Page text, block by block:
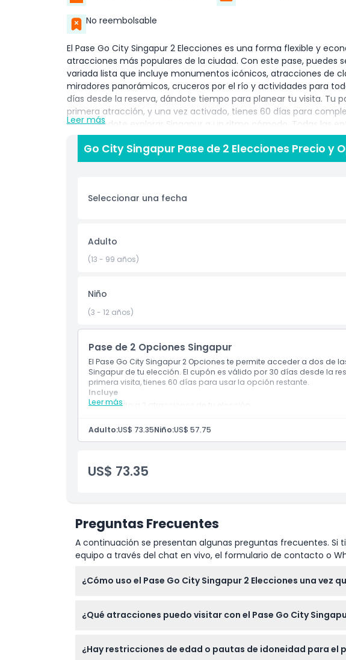
No reembolsable
El Pase Go City Singapur 2 Elecciones es una forma flexible y
atracciones más populares de la ciudad. Con este pase, puedes
variada lista que incluye monumentos icónicos, atracciones de
miradores panorámicos, cruceros por el río y actividades para
días desde la reserva, dándote tiempo para planear tu visita. Tu
primera atracción, y una vez activado, tienes 60 días para
permitiéndote explorar Singapur a un ritmo cómodo. Todas las
único pase digital conveniente, eliminando la molestia de
ajustar tu itinerario sobre la marcha. Ya sea que quieras disfrutar
locales, visitar puntos culturales o añadir experiencias extra, el
Inclusiones
Política para Niños y Adultos
Exclusiones
Cosas a Saber
Ubicación
Política de Cancelación
Leer más
Go City Singapur Pase de 2 Elecciones Precio y
Seleccionar una fecha
Adulto
(13 - 99 años)
Niño
(3 - 12 años)
Pase de 2 Opciones Singapur
El Pase Go City Singapur 2 Opciones te permite acceder a dos de
Singapur de tu elección. El cupón es válido por 30 días desde la
primera visita, tienes 60 días para usar la opción restante.
Leer más
Incluye
Entrada a 2 atracciones de tu elección.
Adulto:US$ 73.35Niño:US$ 57.75
US$ 73.35
Preguntas Frecuentes
A continuación se presentan algunas preguntas frecuentes.
equipo a través del chat en vivo, el formulario de contacto o
¿Cómo uso el Pase Go City Singapur 2 Elecciones una vez
cupón en las atracciones elegidas para ingresar, no
¿Qué atracciones puedo visitar con el Pase Go City
Sands SkyPark y el Safari Nocturno. Puedes explorar a tu
¿Hay restricciones de edad o pautas de idoneidad para el